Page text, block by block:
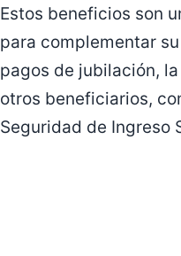
Estos beneficios son
para complementar
pagos de jubilación,
otros beneficiarios,
Seguridad de Ingreso